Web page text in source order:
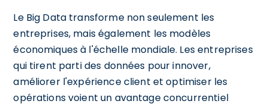
Le Big Data transforme non seulement les
entreprises, mais également les modèles
économiques à l'échelle mondiale. Les entreprises
qui tirent parti des données pour innover,
améliorer l'expérience client et optimiser les
opérations voient un avantage concurrentiel